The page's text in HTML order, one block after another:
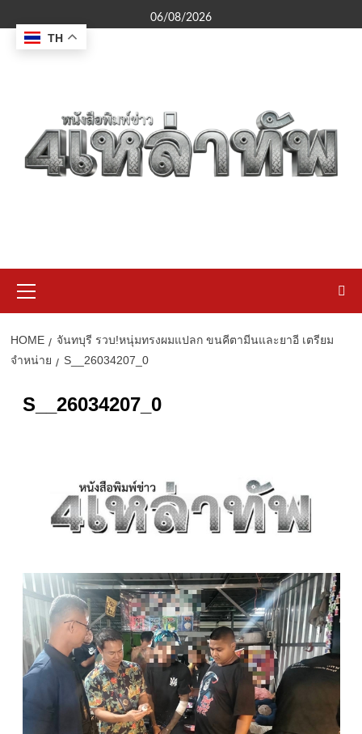
to
content
06/08/2026
Menu
HOME
จันทบุรี รวบ!หนุ่มทรงผมแปลก ขนคีตามีนและยาอี เตรียม
จำหน่าย
S__26034207_0
S__26034207_0
TH